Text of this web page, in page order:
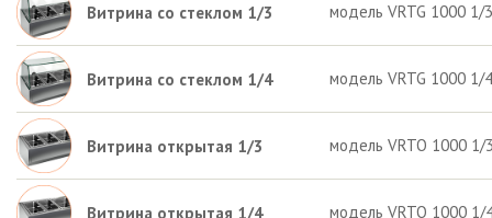
Витрина со стеклом 1/3 модель VRTG 1000 1/
Витрина со стеклом 1/4 модель VRTG 1000 1/
Витрина открытая 1/3 модель VRTO 1000 1/
Витрина открытая 1/4 модель VRTO 1000 1/